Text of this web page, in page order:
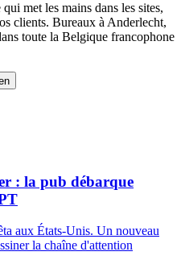
met les mains dans les sites,
clients. Bureaux à Anderlecht,
toute la Belgique francophone
: la pub débarque
aux États-Unis. Un nouveau
la chaîne d'attention